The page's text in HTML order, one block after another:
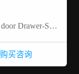
沙拉台单门两抽屉冷藏柜 One single door Drawer-Salad Prep table refrigerator
购买咨询